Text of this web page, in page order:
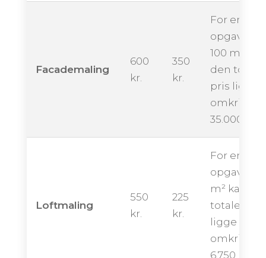
Facademaling
600
kr.
350
kr.
For en
opgave på
100 m² kan
den totale
pris ligge
omkring
35.000
Loftmaling
550
kr.
225
kr.
For en
opgave på
m² kan
totale pris
ligge
omkring
6.750